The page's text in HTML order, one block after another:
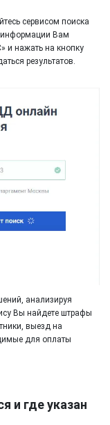
сервисом поиска
информации Вам
и нажать на кнопку
результатов.
анализируя
Вы найдете штрафы
выезд на
для оплаты
и где указан